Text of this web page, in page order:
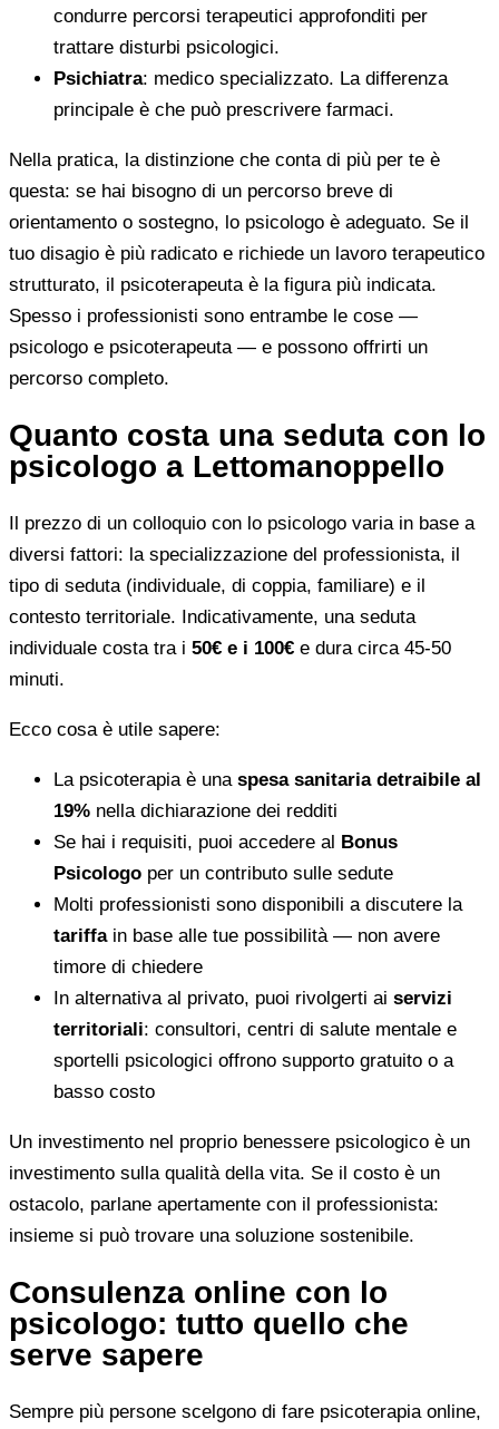
condurre percorsi terapeutici approfonditi per
trattare disturbi psicologici.
Psichiatra: medico specializzato. La differenza
principale è che può prescrivere farmaci.
Nella pratica, la distinzione che conta di più per te è
questa: se hai bisogno di un percorso breve di
orientamento o sostegno, lo psicologo è adeguato. Se il
tuo disagio è più radicato e richiede un lavoro terapeutico
strutturato, il psicoterapeuta è la figura più indicata.
Spesso i professionisti sono entrambe le cose —
psicologo e psicoterapeuta — e possono offrirti un
percorso completo.
Quanto costa una seduta con lo
psicologo a Lettomanoppello
Il prezzo di un colloquio con lo psicologo varia in base a
diversi fattori: la specializzazione del professionista, il
tipo di seduta (individuale, di coppia, familiare) e il
contesto territoriale. Indicativamente, una seduta
individuale costa tra i 50€ e i 100€ e dura circa 45-50
minuti.
Ecco cosa è utile sapere:
La psicoterapia è una spesa sanitaria detraibile al
19% nella dichiarazione dei redditi
Se hai i requisiti, puoi accedere al Bonus
Psicologo per un contributo sulle sedute
Molti professionisti sono disponibili a discutere la
tariffain base alle tue possibilità — non avere
timore di chiedere
In alternativa al privato, puoi rivolgerti ai servizi
territoriali: consultori, centri di salute mentale e
sportelli psicologici offrono supporto gratuito o a
basso costo
Un investimento nel proprio benessere psicologico è un
investimento sulla qualità della vita. Se il costo è un
ostacolo, parlane apertamente con il professionista:
insieme si può trovare una soluzione sostenibile.
Consulenza online con lo
psicologo: tutto quello che
serve sapere
Sempre più persone scelgono di fare psicoterapia online,